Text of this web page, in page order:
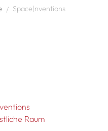
Space|nventions
Raum